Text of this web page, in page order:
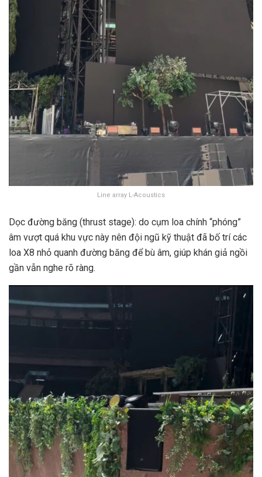
Line array L-Acoustics
Dọc đường băng (thrust stage): do cụm loa chính “phóng”
âm vượt quá khu vực này nên đội ngũ kỹ thuật đã bố trí các
loa X8 nhỏ quanh đường băng để bù âm, giúp khán giả ngồi
gần vẫn nghe rõ ràng.